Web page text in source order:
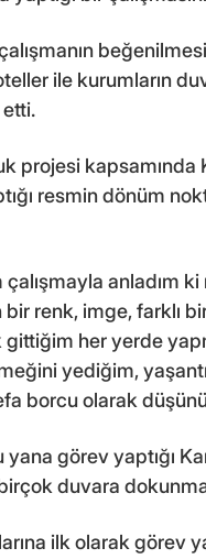
çalışmanın
oteller ile kurumların
projesi kapsamında
resmin dönüm
çalışmayla anladım
renk, imge, farklı
gittiğim her yerde
yediğim,
borcu olarak
yana görev yaptığı
duvara
ilk olarak görev